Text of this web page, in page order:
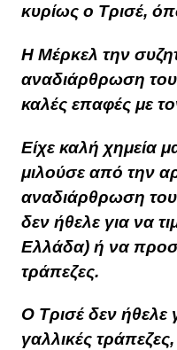
κυρίως ο Τρισέ,
Η Μέρκελ την
αναδιάρθρωση του
καλές επαφές με
Είχε καλή χημεία
μιλούσε από την
αναδιάρθρωση
δεν ήθελε για να
Ελλάδα) ή να
τράπεζες.
Ο Τρισέ δεν ήθελε
γαλλικές